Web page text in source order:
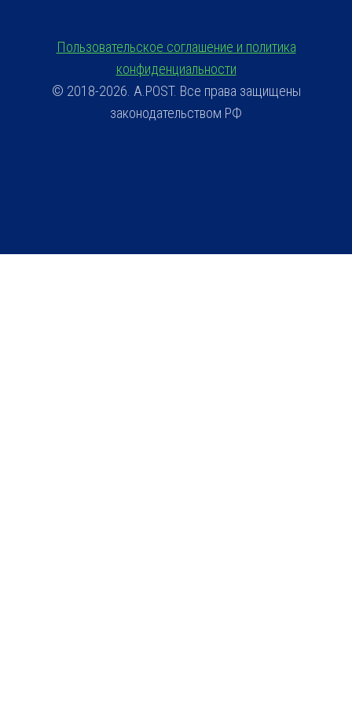
Пользовательское соглашение и политика
конфиденциальности
© 2018-2026. A.POST. Все права защищены
законодательством РФ